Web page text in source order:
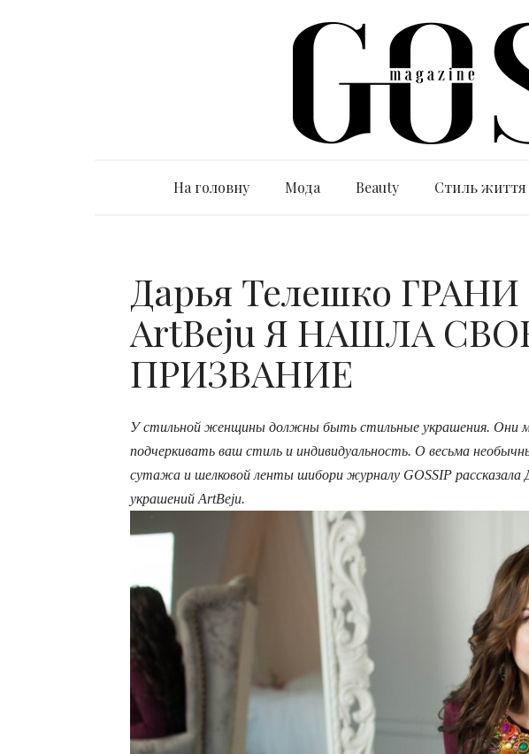
На головну Мода Beauty Стиль життя
Дарья Телешко
ArtBeju Я НАШЛА
ПРИЗВАНИЕ
У стильной женщины должны быть стильные украшения. Они
подчеркивать ваш стиль и индивидуальность. О весьма
сутажа и шелковой ленты шибори журналу GOSSIP рассказала
украшений ArtBeju.